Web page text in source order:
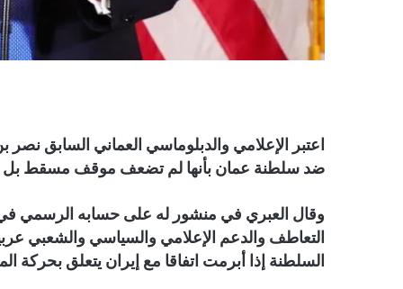
اعتبر الإعلامي والدبلوماسي العماني السابق نصر
ضد سلطنة عمان بأنها لم تضعف موقف مسقط بل
وقال العبري في منشور له على حسابه
التعاطف والدعم الإعلامي والسياسي والشعبي
السلطنة إذا أبرمت اتفاقا مع إيران يتعلق